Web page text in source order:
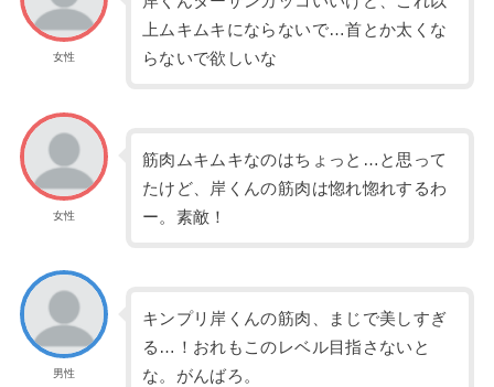
女性
上ムキムキにならないで…首とか太くな
らないで欲しいな
女性
筋肉ムキムキなのはちょっと…と思って
たけど、岸くんの筋肉は惚れ惚れするわ
ー。素敵！
男性
キンプリ岸くんの筋肉、まじで美しすぎ
る…！おれもこのレベル目指さないと
な。がんばろ。